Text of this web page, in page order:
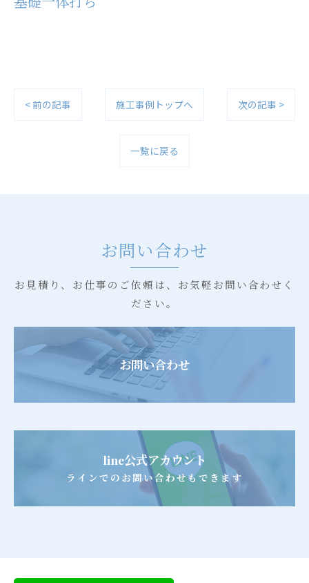
< 前の記事 施工事例トップへ 次の記事 >
一覧に戻る
お見積り、お仕事のご依頼は、お気軽お問い合わせく
ださい。
お問い合わせ
お問い合わせ
line公式アカウント
ラインでのお問い合わせもできます